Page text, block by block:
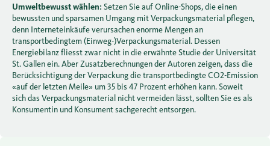
Umweltbewusst wählen: Setzen Sie auf Online-Shops, die einen
bewussten und sparsamen Umgang mit Verpackungsmaterial pflegen,
denn Interneteinkäufe verursachen enorme Mengen an
transportbedingtem (Einweg-)Verpackungsmaterial. Dessen
Energiebilanz fliesst zwar nicht in die erwähnte Studie der Universität
St. Gallen ein. Aber Zusatzberechnungen der Autoren zeigen, dass die
Berücksichtigung der Verpackung die transportbedingte CO2-Emission
«auf der letzten Meile» um 35 bis 47 Prozent erhöhen kann. Soweit
sich das Verpackungsmaterial nicht vermeiden lässt, sollten Sie es als
Konsumentin und Konsument sachgerecht entsorgen.